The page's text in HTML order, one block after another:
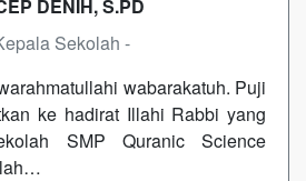
DENIH, S.PD
Sekolah -
wabarakatuh. Puji
ke hadirat Illahi Rabbi yang
SMP Quranic Science